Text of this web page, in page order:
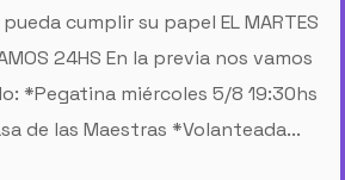
cumplir su papel EL MARTES
24HS En la previa nos vamos
*Pegatina miércoles 5/8 19:30hs
de las Maestras *Volanteada...